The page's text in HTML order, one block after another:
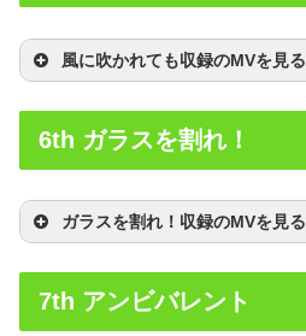
風に吹かれても収録のMVを見る
6th ガラスを割れ！
ガラスを割れ！収録のMVを見る
7th アンビバレント